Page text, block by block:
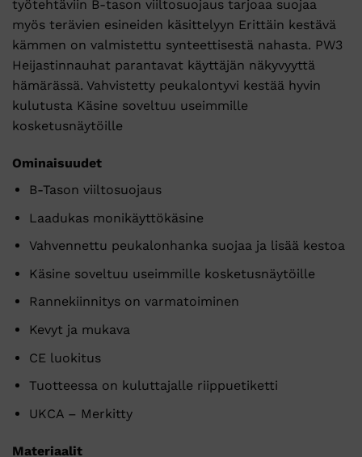
työtehtäviin B-tason viiltosuojaus tarjoaa suojaa
myös terävien esineiden käsittelyyn Erittäin kestävä
kämmen on valmistettu synteettisestä nahasta. PW3
Heijastinnauhat parantavat käyttäjän näkyvyyttä
hämärässä. Vahvistetty peukalontyvi kestää hyvin
kulutusta Käsine soveltuu useimmille
kosketusnäytöille
Ominaisuudet
B-Tason viiltosuojaus
Laadukas monikäyttökäsine
Vahvennettu peukalonhanka suojaa ja lisää kestoa
Käsine soveltuu useimmille kosketusnäytöille
Rannekiinnitys on varmatoiminen
Kevyt ja mukava
CE luokitus
Tuotteessa on kuluttajalle riippuetiketti
UKCA – Merkitty
Materiaalit